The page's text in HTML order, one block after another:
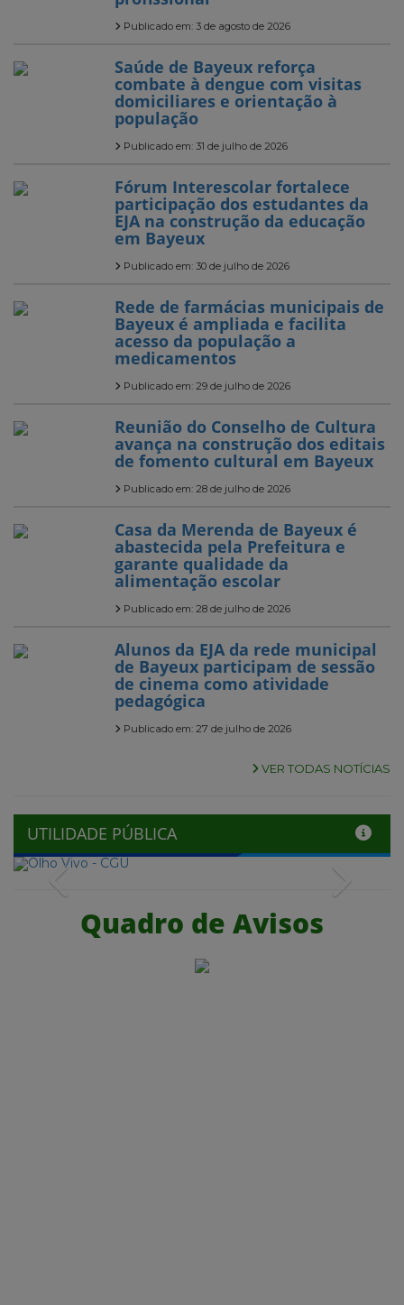
Publicado em: 3 de agosto de 2026
Saúde de Bayeux reforça
combate à dengue com visitas
domiciliares e orientação à
população
Publicado em: 31 de julho de 2026
Fórum Interescolar fortalece
participação dos estudantes da
EJA na construção da educação
em Bayeux
Publicado em: 30 de julho de 2026
Rede de farmácias municipais de
Bayeux é ampliada e facilita
acesso da população a
medicamentos
Publicado em: 29 de julho de 2026
Reunião do Conselho de Cultura
avança na construção dos editais
de fomento cultural em Bayeux
Publicado em: 28 de julho de 2026
Casa da Merenda de Bayeux é
abastecida pela Prefeitura e
garante qualidade da
alimentação escolar
Publicado em: 28 de julho de 2026
Alunos da EJA da rede municipal
de Bayeux participam de sessão
de cinema como atividade
pedagógica
Publicado em: 27 de julho de 2026
VER TODAS NOTÍCIAS
UTILIDADE PÚBLICA
Previous
Quadro de Avisos